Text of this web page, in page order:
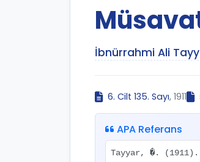
İbnürrahmi Ali
6. Cilt 135. Sayı, 1911
APA Referans
Tayyar, �. (1911).